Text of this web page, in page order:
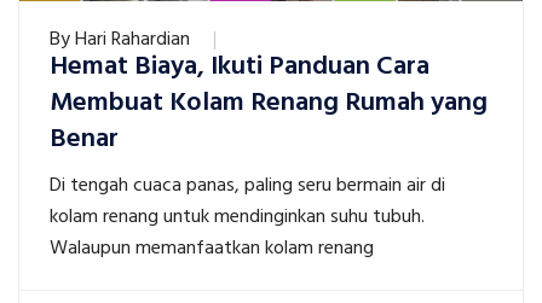
ByHari Rahardian
Hemat Biaya, Ikuti Panduan Cara
Membuat Kolam Renang Rumah yang
Benar
Di tengah cuaca panas, paling seru bermain air di
kolam renang untuk mendinginkan suhu tubuh.
Walaupun memanfaatkan kolam renang